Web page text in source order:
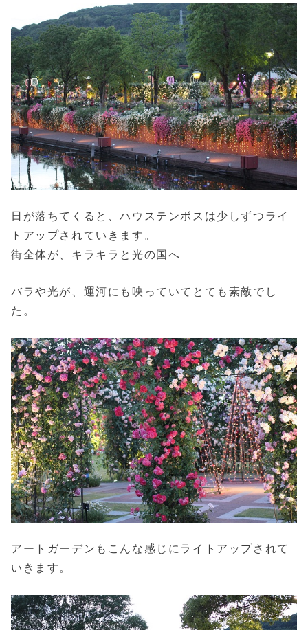
日が落ちてくると、ハウステンボスは少しずつライ
トアップされていきます。
街全体が、キラキラと光の国へ
バラや光が、運河にも映っていてとても素敵でし
た。
アートガーデンもこんな感じにライトアップされて
いきます。